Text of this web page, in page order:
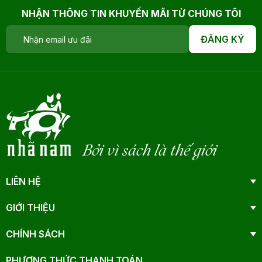
NHẬN THÔNG TIN KHUYẾN MÃI TỪ CHÚNG TÔI
ĐĂNG KÝ
Bởi vì sách là thế giới
LIÊN HỆ
GIỚI THIỆU
CHÍNH SÁCH